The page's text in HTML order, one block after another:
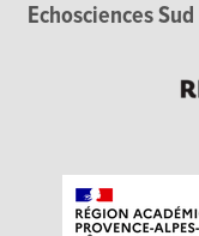
Echosciences